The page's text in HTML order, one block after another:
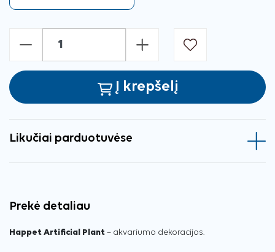
- +
Į krepšelį
Likučiai parduotuvėse
Prekė detaliau
Happet Artificial Plant – akvariumo dekoracijos.